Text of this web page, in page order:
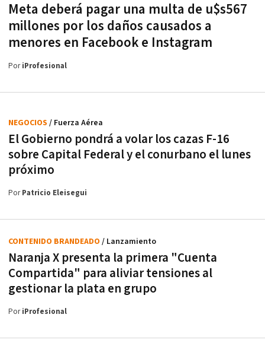
Meta deberá pagar una multa de u$s567
millones por los daños causados a
menores en Facebook e Instagram
PoriProfesional
El Gobierno pondrá a volar los cazas F-16
sobre Capital Federal y el conurbano el lunes
próximo
NEGOCIOS / Fuerza Aérea
PorPatricio Eleisegui
Naranja X presenta la primera "Cuenta
Compartida" para aliviar tensiones al
gestionar la plata en grupo
CONTENIDO BRANDEADO / Lanzamiento
PoriProfesional